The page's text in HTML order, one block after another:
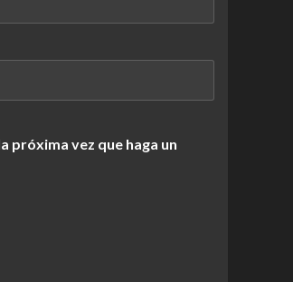
próxima vez que haga un